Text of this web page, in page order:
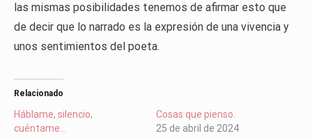
las mismas posibilidades tenemos de afirmar esto que
de decir que lo narrado es la expresión de una vivencia y
unos sentimientos del poeta.
Relacionado
Háblame, silencio,
cuéntame…
Cosas que pienso.
25 de abril de 2024